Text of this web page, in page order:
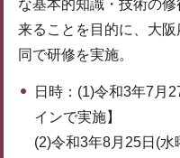
な基本的知識・技術の
来ることを目的に、大
同で研修を実施。
日時：(1)令和3年7月
インで実施】
(2)令和3年8月25日(